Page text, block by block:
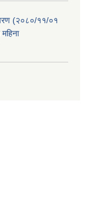
(२०८०/११/०१